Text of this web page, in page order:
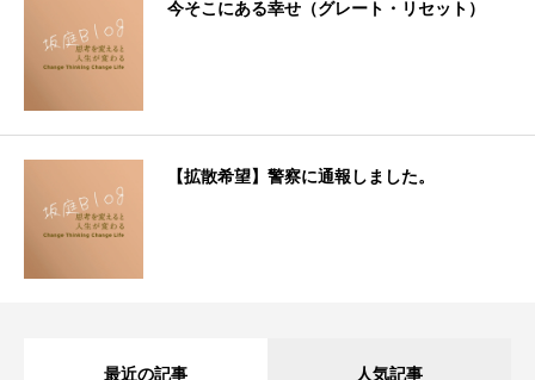
今そこにある幸せ（グレート・リセット）
【拡散希望】警察に通報しました。
最近の記事 人気記事